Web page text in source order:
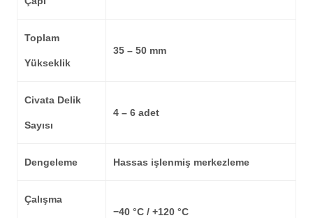
Toplam
Yükseklik
35 – 50 mm
Civata Delik
Sayısı
4 – 6 adet
Dengeleme Hassas işlenmiş merkezleme
Çalışma
−40 °C / +120 °C